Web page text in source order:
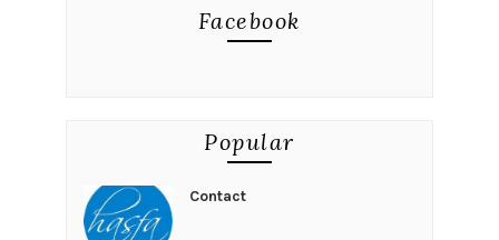
Facebook
Popular
Contact